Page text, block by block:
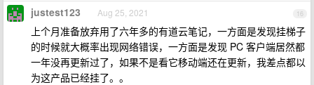
16
justest123 Aug 25, 2021
上个月准备放弃用了六年多的有道云笔记，一方面是发现挂梯子
的时候就大概率出现网络错误，一方面是发现 PC 客户端居然都
一年没再更新过了，如果不是看它移动端还在更新，我差点都以
为这产品已经挂了。。